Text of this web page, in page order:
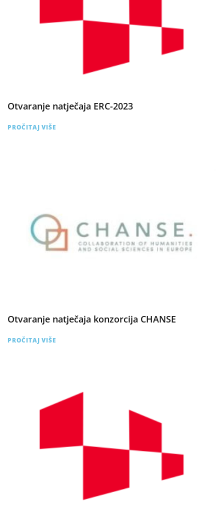
Otvaranje natječaja ERC-2023
PROČITAJ VIŠE
Otvaranje natječaja konzorcija CHANSE
PROČITAJ VIŠE